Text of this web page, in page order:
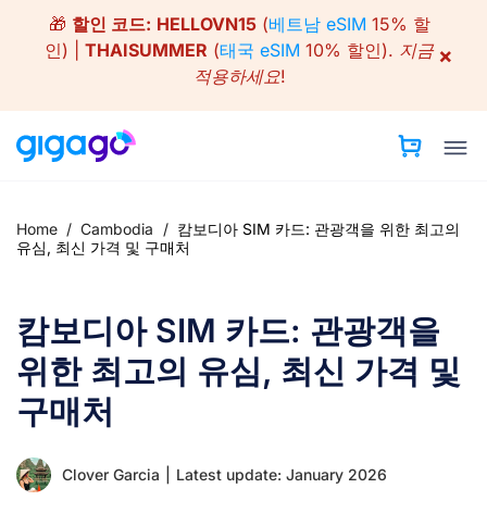
content
🎁 할인 코드: HELLOVN15(베트남 eSIM 15% 할
인) | THAISUMMER (태국 eSIM 10% 할인). 지금
적용하세요!
×
Home / Cambodia / 캄보디아 SIM 카드: 관광객을 위한 최고의
유심, 최신 가격 및 구매처
캄보디아 SIM 카드: 관광객을
위한 최고의 유심, 최신 가격 및
구매처
Clover Garcia Latest update: January 2026